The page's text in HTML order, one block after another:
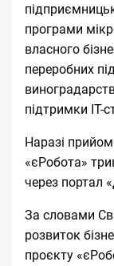
програми
власного
переробних
підтримки ІТ-
Наразі
«єРобота»
через портал
За словами
розвиток
проєкту